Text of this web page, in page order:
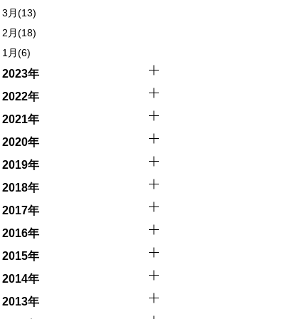
3月(13)
2月(18)
1月(6)
2023年
2022年
2021年
2020年
2019年
2018年
2017年
2016年
2015年
2014年
2013年